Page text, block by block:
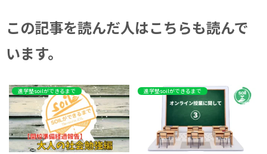
この記事を読んだ人はこちらも読んで
います。
進学塾soilができるまで 進学塾soilができるまで